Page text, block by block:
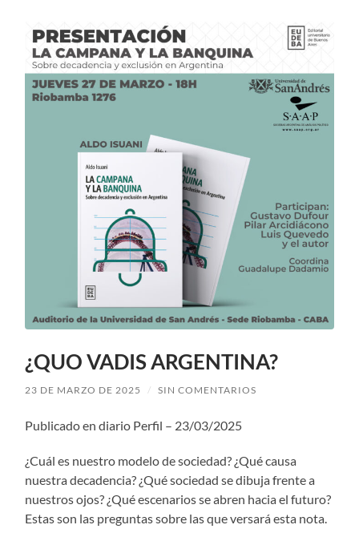
¿QUO VADIS ARGENTINA?
23 DE MARZO DE 2025 / SIN COMENTARIOS
Publicado en diario Perfil – 23/03/2025
¿Cuál es nuestro modelo de sociedad? ¿Qué causa
nuestra decadencia? ¿Qué sociedad se dibuja frente a
nuestros ojos? ¿Qué escenarios se abren hacia el futuro?
Estas son las preguntas sobre las que versará esta nota.